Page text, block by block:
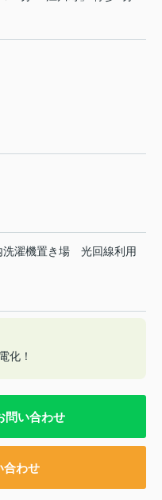
洗濯機置き場
光回線利用
化！
問い合わせ
合わせ